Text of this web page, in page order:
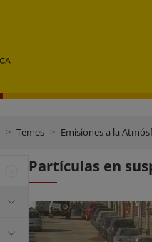
Temes Emisiones a la
Partículas en